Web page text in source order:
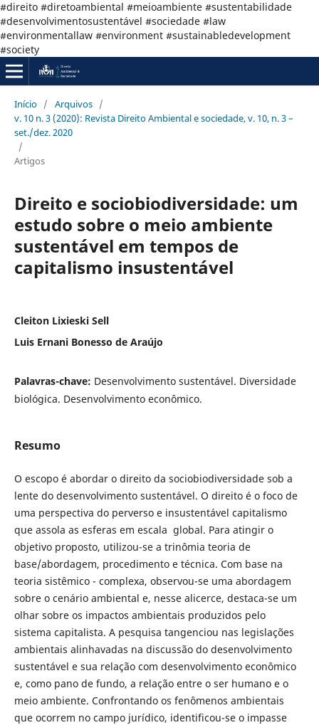
#direito #diretoambiental #meioambiente #sustentabilidade
#desenvolvimentosustentável #sociedade #law
#environmentallaw #environment #sustainabledevelopment
#society
Início / Arquivos /
v. 10 n. 3 (2020): Revista Direito Ambiental e sociedade, v. 10, n. 3 –
set./dez. 2020
/
Artigos
Direito e sociobiodiversidade: um
estudo sobre o meio ambiente
sustentável em tempos de
capitalismo insustentável
Cleiton Lixieski Sell
Luis Ernani Bonesso de Araújo
Palavras-chave: Desenvolvimento sustentável. Diversidade
biológica. Desenvolvimento econômico.
Resumo
O escopo é abordar o direito da sociobiodiversidade sob a
lente do desenvolvimento sustentável. O direito é o foco de
uma perspectiva do perverso e insustentável capitalismo
que assola as esferas em escala global. Para atingir o
objetivo proposto, utilizou-se a trinômia teoria de
base/abordagem, procedimento e técnica. Com base na
teoria sistêmico - complexa, observou-se uma abordagem
sobre o cenário ambiental e, nesse alicerce, destaca-se um
olhar sobre os impactos ambientais produzidos pelo
sistema capitalista. A pesquisa tangenciou nas legislações
ambientais alinhavadas na discussão do desenvolvimento
sustentável e sua relação com desenvolvimento econômico
e, como pano de fundo, a relação entre o ser humano e o
meio ambiente. Confrontando os fenômenos ambientais
que ocorrem no campo jurídico, identificou-se o impasse